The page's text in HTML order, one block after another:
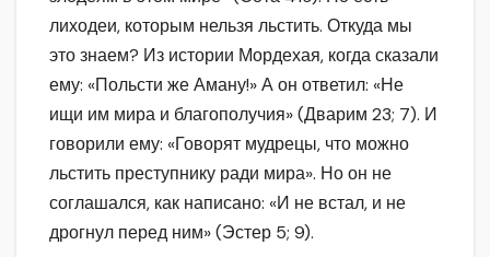
лиходеи, которым нельзя льстить. Откуда мы
это знаем? Из истории Мордехая, когда сказали
ему: «Польсти же Аману!» А он ответил: «Не
ищи им мира и благополучия» (Дварим 23; 7). И
говорили ему: «Говорят мудрецы, что можно
льстить преступнику ради мира». Но он не
соглашался, как написано: «И не встал, и не
дрогнул перед ним» (Эстер 5; 9).